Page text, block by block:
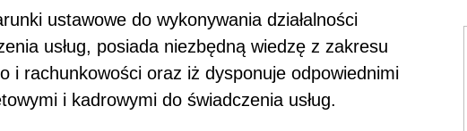
ustawowe do wykonywania działalności
usług, posiada niezbędną wiedzę z zakresu
i rachunkowości oraz iż dysponuje odpowiednimi
i kadrowymi do świadczenia usług.